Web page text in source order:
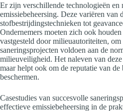
Er zijn verschillende technologieën en
emissiebeheersing. Deze variëren van
stofbestrijdingstechnieken tot
Ondernemers moeten zich ook
vastgesteld door milieuautoriteiten,
saneringsprojecten voldoen aan de
milieuveiligheid. Het naleven van
maar helpt ook om de reputatie van
beschermen.
Casestudies van succesvolle
effectieve emissiebeheersing in de